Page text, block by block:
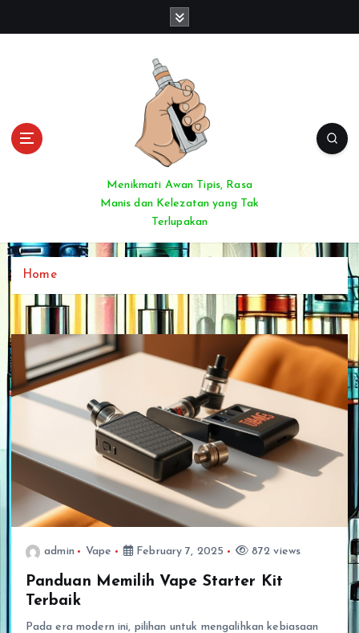
Menikmati Awan Tipis, Rasa
Manis dan Kelezatan yang Tak
Terlupakan
Home
admin Vape February 7, 2025 872 views
Panduan Memilih Vape Starter Kit
Terbaik
Pada era modern ini, pilihan untuk mengalihkan kebiasaan